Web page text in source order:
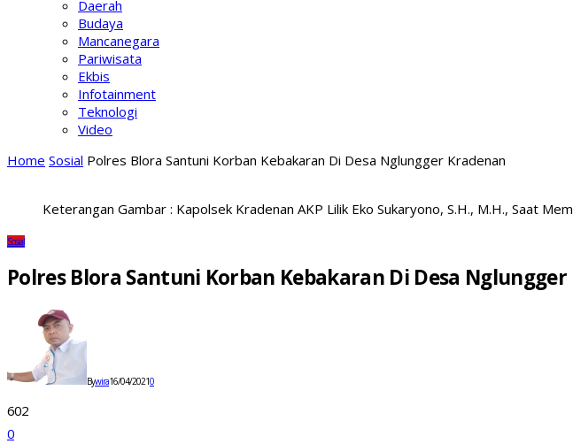
Daerah
Budaya
Mancanegara
Pariwisata
Ekbis
Infotainment
Teknologi
Video
Home Sosial Polres Blora Santuni Korban Kebakaran Di Desa Nglungger Kradenan
Keterangan Gambar : Kapolsek Kradenan AKP Lilik Eko Sukaryono, S.H., M.H., Saat
Sosial
Polres Blora Santuni Korban Kebakaran Di Desa
Bywira16/04/20210
602
0